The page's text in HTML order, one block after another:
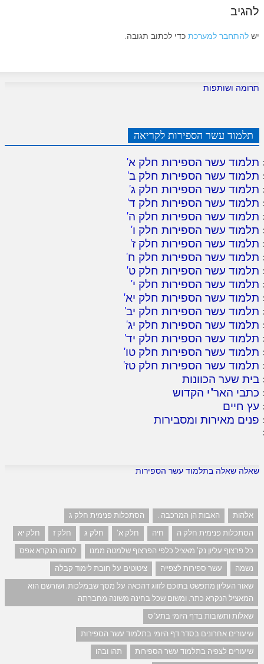
להגיב
יש להתחבר למערכת כדי לכתוב תגובה.
תרומה ושותפות
תלמוד עשר הספירות לקריאה
תלמוד עשר הספירות חלק א'
תלמוד עשר הספירות חלק ב'
תלמוד עשר הספירות חלק ג'
תלמוד עשר הספירות חלק ד'
תלמוד עשר הספירות חלק ה'
תלמוד עשר הספירות חלק ו'
תלמוד עשר הספירות חלק ז'
תלמוד עשר הספירות חלק ח'
תלמוד עשר הספירות חלק ט'
תלמוד עשר הספירות חלק י'
תלמוד עשר הספירות חלק יא'
תלמוד עשר הספירות חלק יב'
תלמוד עשר הספירות חלק יג'
תלמוד עשר הספירות חלק יד'
תלמוד עשר הספירות חלק טו'
תלמוד עשר הספירות חלק טז'
בית שער הכוונות
כתבי האר"י הקדוש
עץ חיים
פנים מאירות ומסבירות
שאלה שאלה בתלמוד עשר הספירות
אלהות האבות הן המרכבה .
הסתכלות פנימית חלק ג
הסתכלות פנימית חלק ה
חיה חלק א' חלק ג חלק ז
חלק יא
כל פרצוף עליון נק' מאציל כלפי הפרצוף שלמטה ממנו
לתוהו הנקרא אפס
נשמה
עשר ספירות לצפייה
ציטוטים על חובת לימוד קבלה
שאור העליון מתפשט בתוכם לזווג דהכאה על מסך שבמלכות. ושורשם הוא
המאציל הנקרא כתר. ומשום שכל בחינה משונה מחברתה
שאלות ותשובות בדף היומי בתע"ס
שיעורים אחרונים בסדר דף היומי בתלמוד עשר הספירות
שיעורים לצפיה בתלמוד עשר הספירות
תהו ובהו